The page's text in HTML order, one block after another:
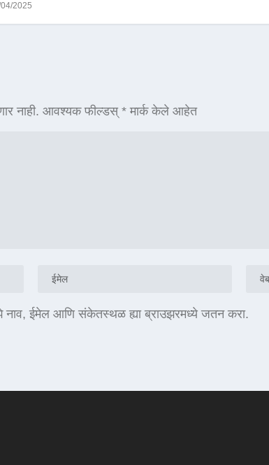
2025
नाही. आवश्यक फील्डस्* मार्क केले आहेत
नाव, ईमेल आणि संकेतस्थळ ह्या ब्राउझरमध्ये जतन करा.